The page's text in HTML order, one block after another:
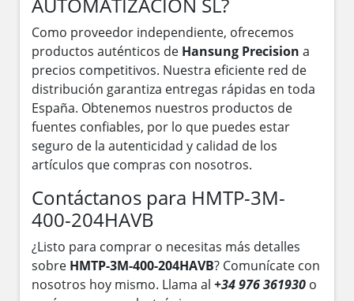
Como proveedor independiente, ofrecemos
productos auténticos de Hansung Precision a
precios competitivos. Nuestra eficiente red de
distribución garantiza entregas rápidas en toda
España. Obtenemos nuestros productos de
fuentes confiables, por lo que puedes estar
seguro de la autenticidad y calidad de los
artículos que compras con nosotros.
Contáctanos para HMTP-3M-
400-204HAVB
¿Listo para comprar o necesitas más detalles
sobre HMTP-3M-400-204HAVB? Comunícate con
nosotros hoy mismo. Llama al +34 976 361930 o